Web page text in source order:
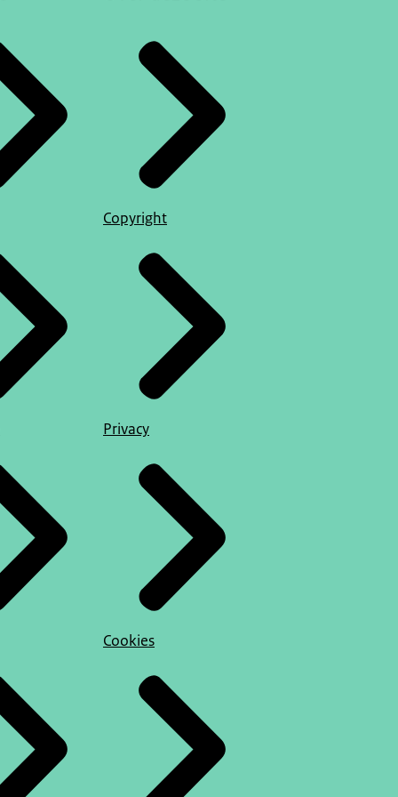
Copyright
Privacy
Cookies